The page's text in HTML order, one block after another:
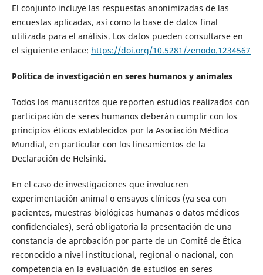
El conjunto incluye las respuestas anonimizadas de las
encuestas aplicadas, así como la base de datos final
utilizada para el análisis. Los datos pueden consultarse en
el siguiente enlace: https://doi.org/10.5281/zenodo.1234567
Política de investigación en seres humanos y animales
Todos los manuscritos que reporten estudios realizados con
participación de seres humanos deberán cumplir con los
principios éticos establecidos por la Asociación Médica
Mundial, en particular con los lineamientos de la
Declaración de Helsinki.
En el caso de investigaciones que involucren
experimentación animal o ensayos clínicos (ya sea con
pacientes, muestras biológicas humanas o datos médicos
confidenciales), será obligatoria la presentación de una
constancia de aprobación por parte de un Comité de Ética
reconocido a nivel institucional, regional o nacional, con
competencia en la evaluación de estudios en seres